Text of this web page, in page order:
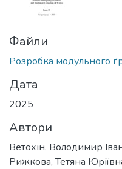
Файли
Розробка модульного
Дата
2025
Автори
Ветохін, Володимир
Рижкова, Тетяна